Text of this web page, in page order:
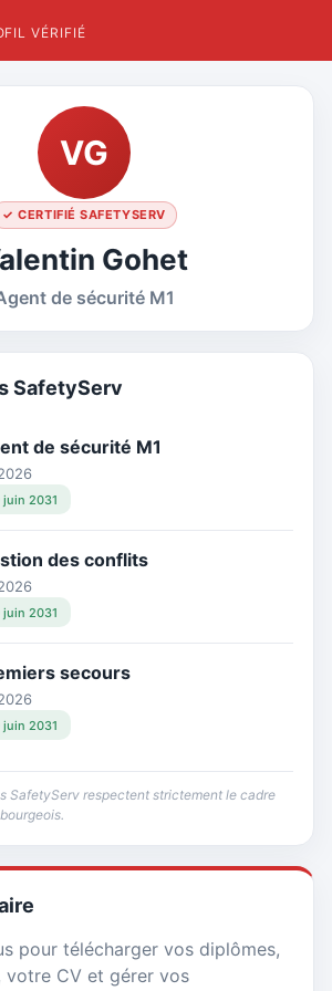
VÉRIFIÉ
VG
✓ CERTIFIÉ SAFETYSERV
Gohet
de sécurité M1
SafetyServ
de sécurité M1
juin 2031
des conflits
juin 2031
secours
juin 2031
SafetyServ respectent strictement le cadre
pour télécharger vos diplômes,
votre CV et gérer vos